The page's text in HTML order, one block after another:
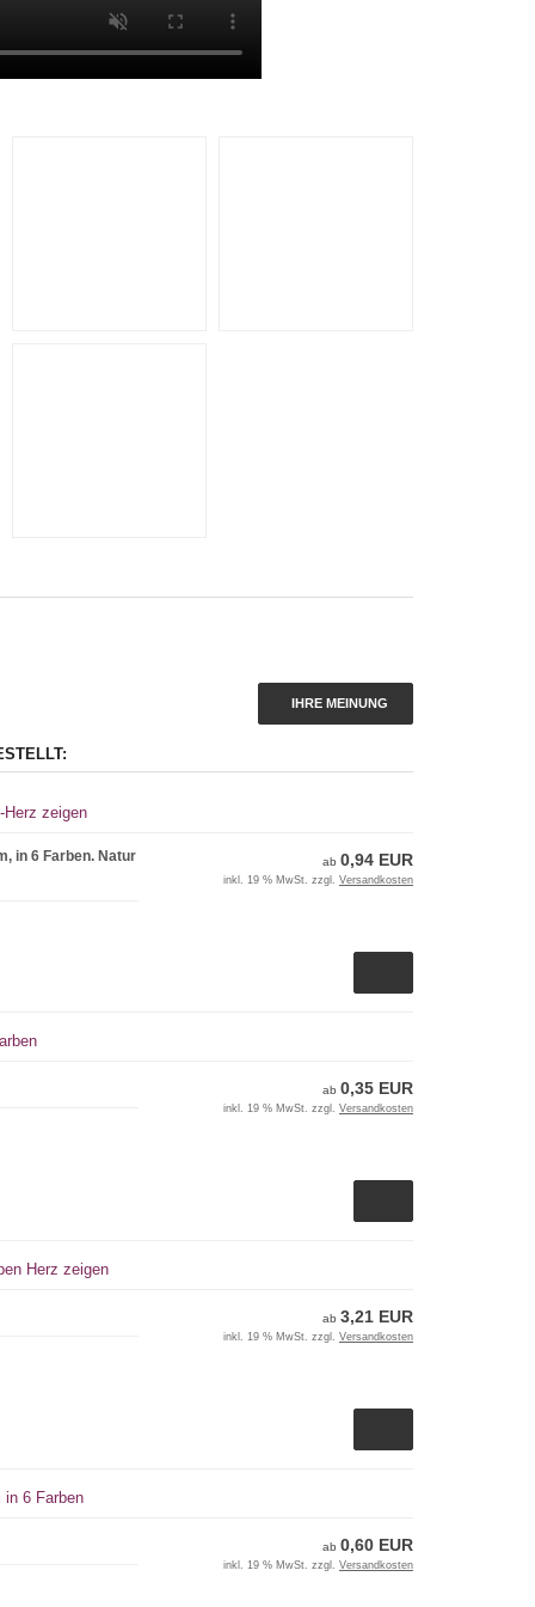
IHRE MEINUNG
Herz zeigen
in 6 Farben. Natur
ab 0,94 EUR
inkl. 19 % MwSt. zzgl. Versandkosten
ab 0,35 EUR
inkl. 19 % MwSt. zzgl. Versandkosten
Herz zeigen
ab 3,21 EUR
inkl. 19 % MwSt. zzgl. Versandkosten
in 6 Farben
ab 0,60 EUR
inkl. 19 % MwSt. zzgl. Versandkosten